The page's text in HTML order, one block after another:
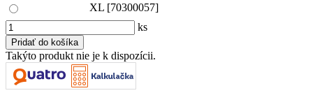
XL [70300057]
ks
Takýto produkt nie je k dispozícii.